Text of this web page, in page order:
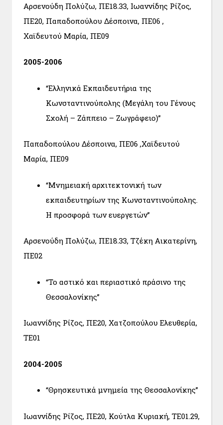
Αρσενούδη Πολύζω, ΠΕ18.33, Ιωαννίδης Ρίζος,
ΠΕ20, Παπαδοπούλου Δέσποινα, ΠΕ06 ,
Χαϊδευτού Μαρία, ΠΕ09
2005-2006
“Ελληνικά Εκπαιδευτήρια της
Κωνσταντινούπολης (Μεγάλη του Γένους
Σχολή – Ζάππειο – Ζωγράφειο)”
Παπαδοπούλου Δέσποινα, ΠΕ06 ,Χαϊδευτού
Μαρία, ΠΕ09
“Μνημειακή αρχιτεκτονική των
εκπαιδευτηρίων της Κωνσταντινούπολης.
Η προσφορά των ευεργετών”
Αρσενούδη Πολύζω, ΠΕ18.33, Τζέκη Αικατερίνη,
ΠΕ02
“Το αστικό και περιαστικό πράσινο της
Θεσσαλονίκης”
Ιωαννίδης Ρίζος, ΠΕ20, Χατζοπούλου Ελευθερία,
ΤΕ01
2004-2005
“Θρησκευτικά μνημεία της Θεσσαλονίκης”
Ιωαννίδης Ρίζος, ΠΕ20, Κούτλα Κυριακή, ΤΕ01.29,